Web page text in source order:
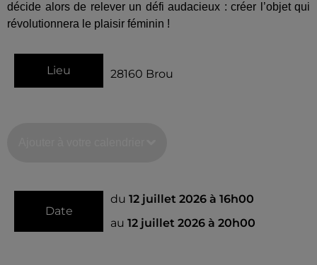
décide alors de relever un défi audacieux : créer l’objet qui
révolutionnera le plaisir féminin !
Lieu 28160 Brou
Date
du 12 juillet 2026 à 16h00
au 12 juillet 2026 à 20h00